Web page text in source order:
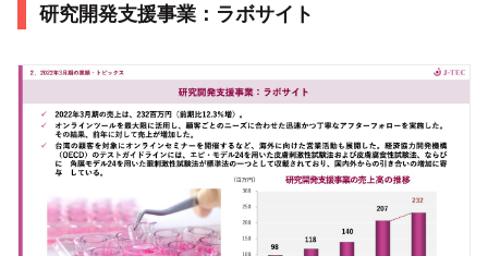
研究開発支援事業：ラボサイト